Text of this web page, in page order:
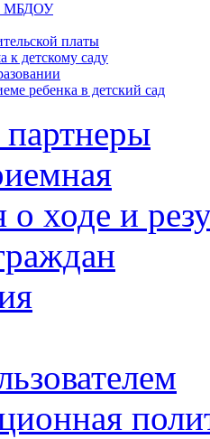
МБДОУ
платы
к детскому саду
ребенка в детский сад
ходе и